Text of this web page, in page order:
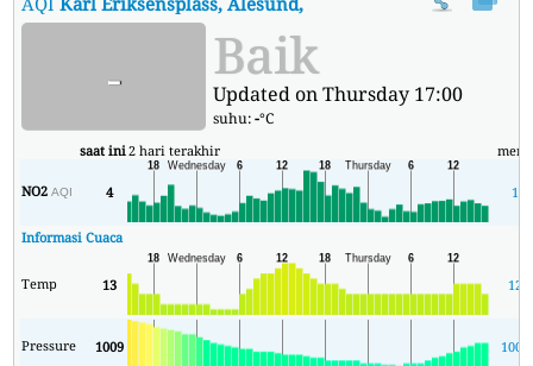
Indeks Kualitas
- Baik
Updated on Thursday 17:00
suhu:-°C
saat ini2 hari terakhir
NO2AQI 4 1
Informasi Cuaca
Temp 13 12
Pressure 1009 1001